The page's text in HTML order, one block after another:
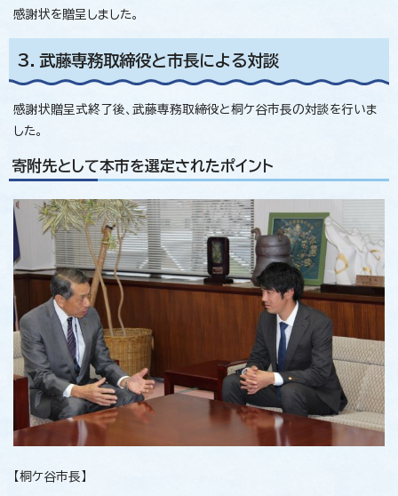
感謝状を贈呈しました。
3．武藤専務取締役と市長による対談
感謝状贈呈式終了後、武藤専務取締役と桐ケ谷市長の対談を行いま
した。
寄附先として本市を選定されたポイント
【桐ケ谷市長】